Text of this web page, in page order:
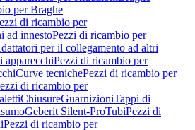
per Braghe
di ricambio per
ad innestoPezzi di ricambio per
per il collegamento ad altri
apparecchiPezzi di ricambio per
Curve tecnichePezzi di ricambio per
di ricambio per
ChiusureGuarnizioniTappi di
Geberit Silent-ProTubiPezzi di
Pezzi di ricambio per